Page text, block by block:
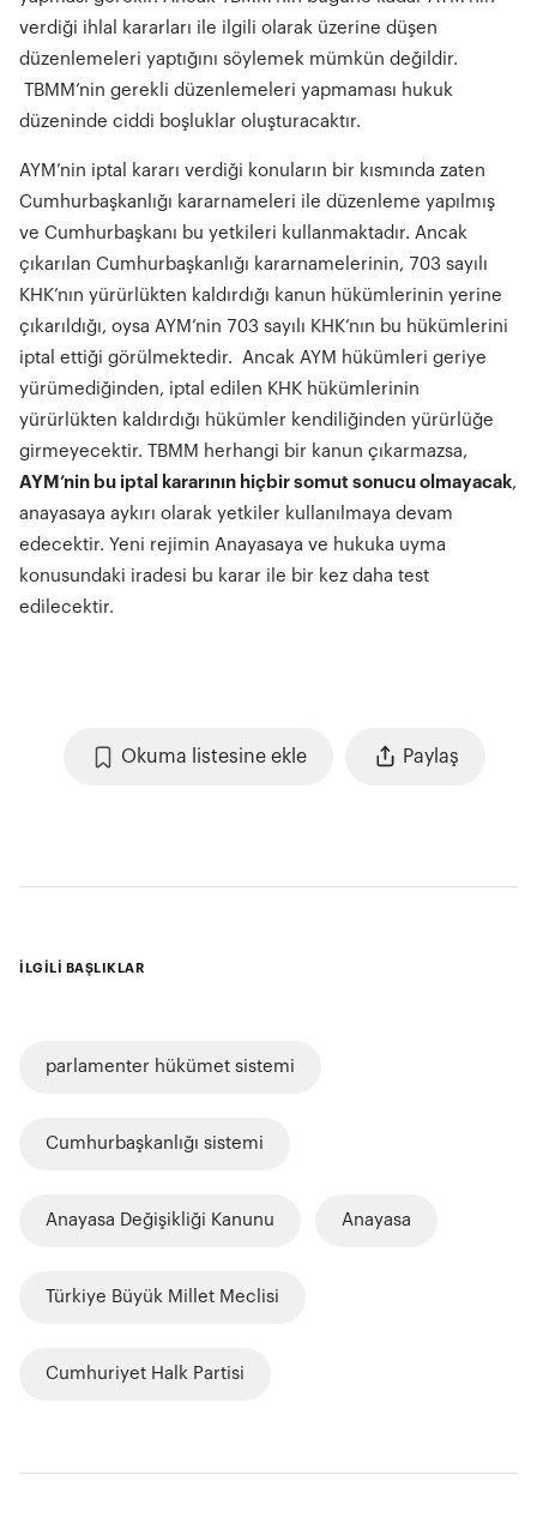
verdiği ihlal kararları ile ilgili olarak üzerine düşen
düzenlemeleri yaptığını söylemek mümkün değildir.
TBMM’nin gerekli düzenlemeleri yapmaması hukuk
düzeninde ciddi boşluklar oluşturacaktır.
AYM’nin iptal kararı verdiği konuların bir kısmında zaten
Cumhurbaşkanlığı kararnameleri ile düzenleme yapılmış
ve Cumhurbaşkanı bu yetkileri kullanmaktadır. Ancak
çıkarılan Cumhurbaşkanlığı kararnamelerinin, 703 sayılı
KHK’nın yürürlükten kaldırdığı kanun hükümlerinin yerine
çıkarıldığı, oysa AYM’nin 703 sayılı KHK’nın bu hükümlerini
iptal ettiği görülmektedir. Ancak AYM hükümleri geriye
yürümediğinden, iptal edilen KHK hükümlerinin
yürürlükten kaldırdığı hükümler kendiliğinden yürürlüğe
girmeyecektir. TBMM herhangi bir kanun çıkarmazsa,
AYM’nin bu iptal kararının hiçbir somut sonucu olmayacak,
anayasaya aykırı olarak yetkiler kullanılmaya devam
edecektir. Yeni rejimin Anayasaya ve hukuka uyma
konusundaki iradesi bu karar ile bir kez daha test
edilecektir.
Okuma listesine ekle Paylaş
İLGİLİ BAŞLIKLAR
parlamenter hükümet sistemi
Cumhurbaşkanlığı sistemi
Anayasa Değişikliği Kanunu Anayasa
Türkiye Büyük Millet Meclisi
Cumhuriyet Halk Partisi